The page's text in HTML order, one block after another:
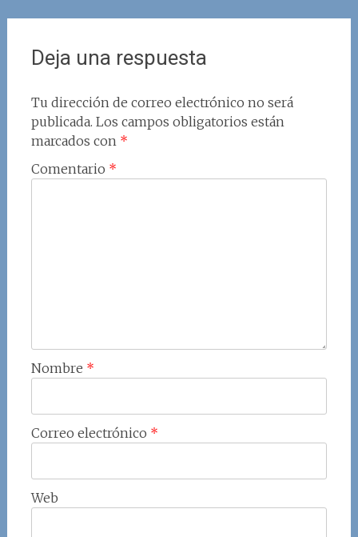
Deja una respuesta
Tu dirección de correo electrónico no será
publicada. Los campos obligatorios están
marcados con *
Comentario *
Nombre *
Correo electrónico *
Web